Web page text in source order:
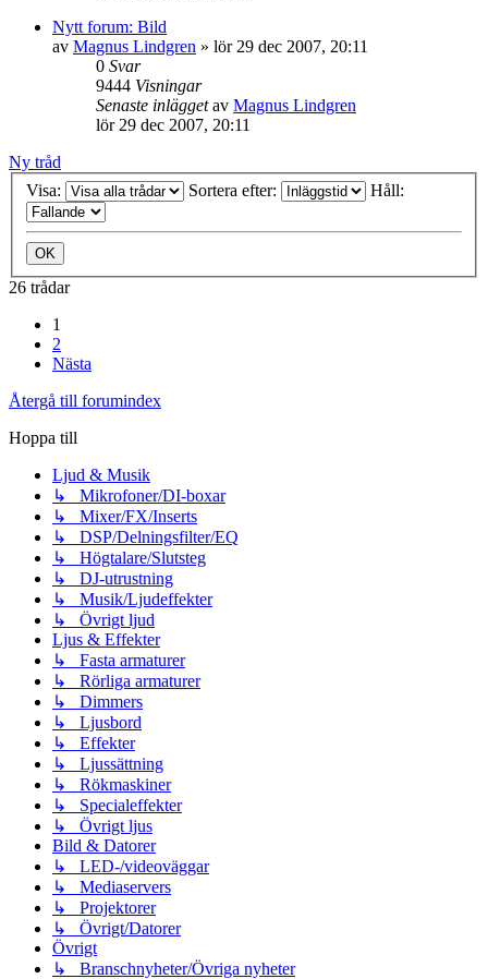
Nytt forum: Bild
av Magnus Lindgren » lör 29 dec 2007, 20:11
0 Svar
9444 Visningar
Senaste inläggetav Magnus Lindgren
lör 29 dec 2007, 20:11
Ny tråd
Visa:
Sortera efter: Håll:
26 trådar
1
2
Nästa
Återgå till forumindex
Hoppa till
Ljud & Musik
↳ Mikrofoner/DI-boxar
↳ Mixer/FX/Inserts
↳ DSP/Delningsfilter/EQ
↳ Högtalare/Slutsteg
↳ DJ-utrustning
↳ Musik/Ljudeffekter
↳ Övrigt ljud
Ljus & Effekter
↳ Fasta armaturer
↳ Rörliga armaturer
↳ Dimmers
↳ Ljusbord
↳ Effekter
↳ Ljussättning
↳ Rökmaskiner
↳ Specialeffekter
↳ Övrigt ljus
Bild & Datorer
↳ LED-/videoväggar
↳ Mediaservers
↳ Projektorer
↳ Övrigt/Datorer
Övrigt
↳ Branschnyheter/Övriga nyheter